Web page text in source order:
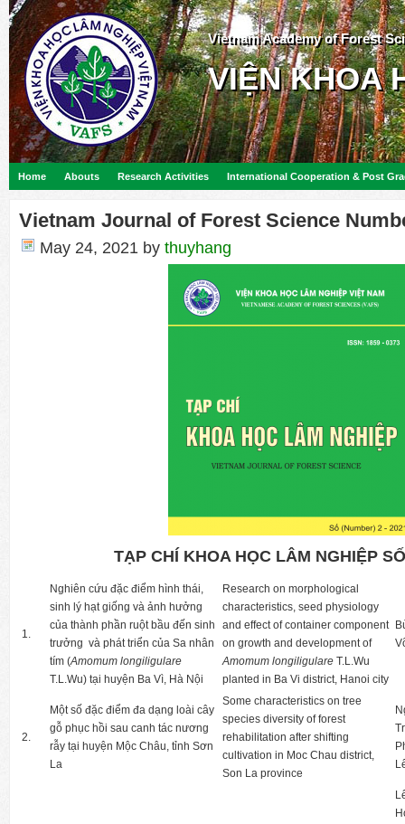
Vietnam Academy of Forest
VIỆN KHOA
Home Abouts Research Activities International Cooperation & Post
Vietnam Journal of Forest Science
May 24, 2021 by thuyhang
TẠP CHÍ KHOA HỌC LÂM NGHIỆP
1.
Nghiên cứu đặc điểm hình thái,
sinh lý hạt giống và ảnh hưởng
của thành phần ruột bầu đến sinh
trưởng và phát triển của Sa nhân
tím (Amomum longiligulare
T.L.Wu) tại huyện Ba Vì, Hà Nội
Research on morphological
characteristics, seed physiology
and effect of container component
on growth and development of
Amomum longiligulare T.L.Wu
planted in Ba Vi district, Hanoi city
2.
Một số đặc điểm đa dạng loài cây
gỗ phục hồi sau canh tác nương
rẫy tại huyện Mộc Châu, tỉnh Sơn
La
Some characteristics on tree
species diversity of forest
rehabilitation after shifting
cultivation in Moc Chau district,
Son La province